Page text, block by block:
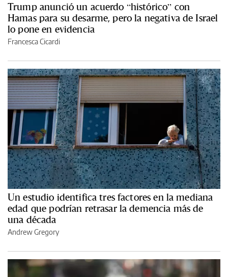
Trump anunció un acuerdo “histórico” con
Hamas para su desarme, pero la negativa de Israel
lo pone en evidencia
Francesca Cicardi
Un estudio identifica tres factores en la mediana
edad que podrían retrasar la demencia más de
una década
Andrew Gregory